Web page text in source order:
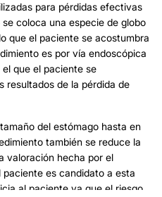
para pérdidas efectivas
coloca una especie de globo
que el paciente se acostumbra
es por vía endoscópica
que el paciente se
resultados de la pérdida de
del estómago hasta en
también se reduce la
valoración hecha por el
paciente es candidato a esta
al paciente ya que el riesgo